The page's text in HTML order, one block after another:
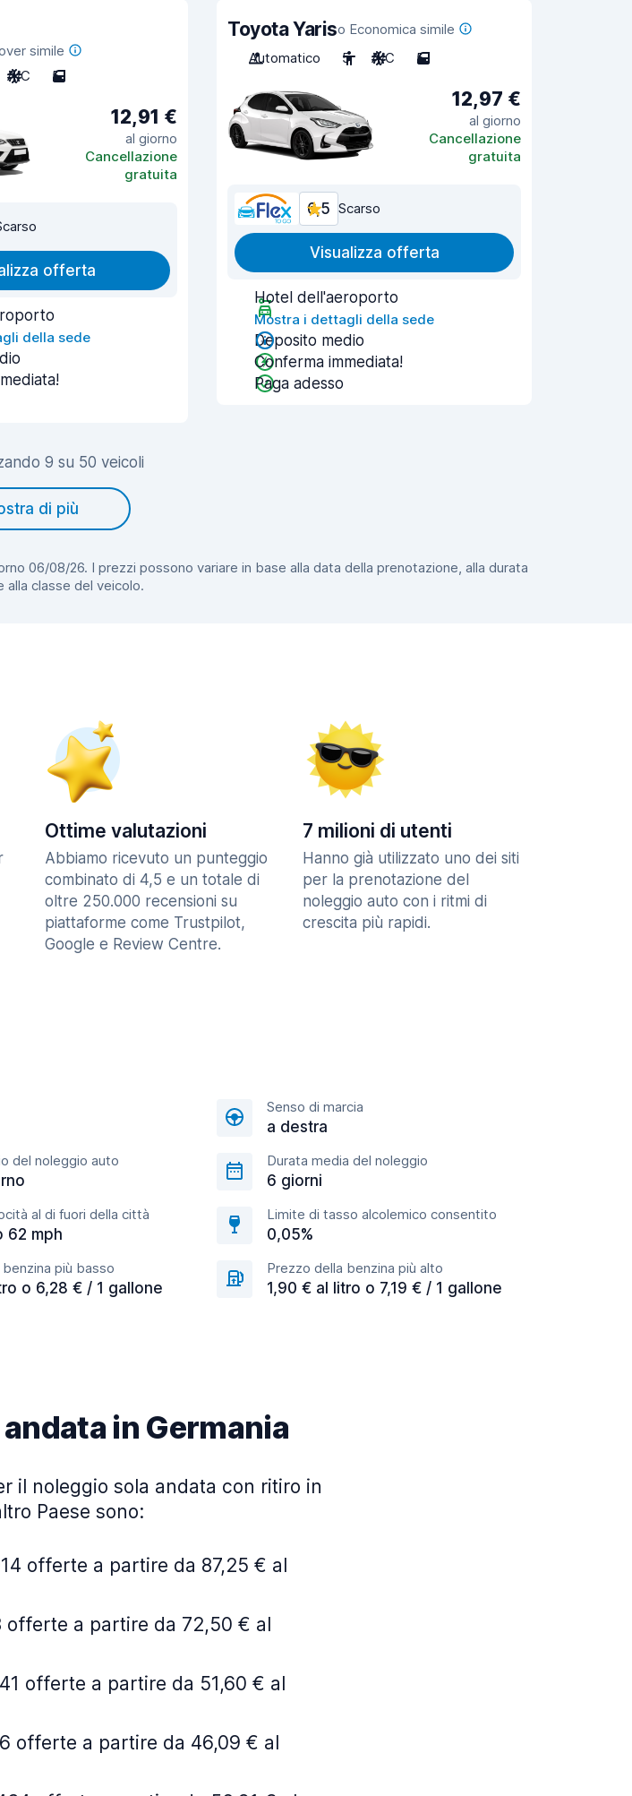
simile
A/C 5
12,91 €
al giorno
Cancellazione
gratuita
offerta
della sede
Toyota Yariso Economica simile
Automatico
5 A/C 5
12,97 €
al giorno
Cancellazione
gratuita
6,5 Scarso
Visualizza offerta
Hotel dell'aeroporto
Mostra i dettagli della sede
Deposito medio
Conferma immediata!
Paga adesso
9 su 50 veicoli
di più
06/08/26. I prezzi possono variare in base alla data della prenotazione, alla durata
alla classe del veicolo.
Ottime valutazioni
Abbiamo ricevuto un punteggio
combinato di 4,5 e un totale di
oltre 250.000 recensioni su
piattaforme come Trustpilot,
Google e Review Centre.
7 milioni di utenti
Hanno già utilizzato uno dei siti
per la prenotazione del
noleggio auto con i ritmi di
crescita più rapidi.
Senso di marcia
a destra
del noleggio auto Durata media del noleggio
6 giorni
al di fuori della città
62 mph
Limite di tasso alcolemico consentito
0,05%
più basso
o 6,28 € / 1 gallone
Prezzo della benzina più alto
1,90 € al litro o 7,19 € / 1 gallone
in Germania
il noleggio sola andata con ritiro in
Paese sono:
offerte a partire da 87,25 € al
offerte a partire da 72,50 € al
offerte a partire da 51,60 € al
offerte a partire da 46,09 € al